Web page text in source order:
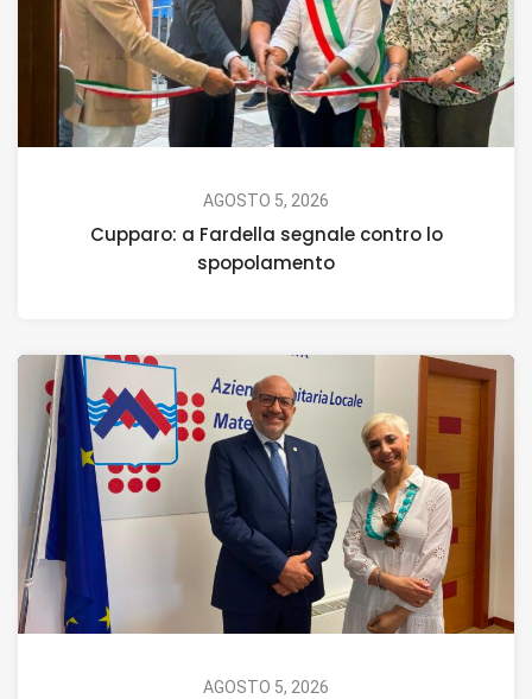
AGOSTO 5, 2026
Cupparo: a Fardella segnale contro lo
spopolamento
AGOSTO 5, 2026